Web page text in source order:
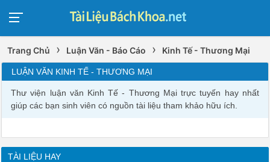
Trang Chủ › Luận Văn - Báo Cáo › Kinh Tế - Thương Mại
LUẬN VĂN KINH TẾ - THƯƠNG MẠI
Thư viện luận văn Kinh Tế - Thương Mại trực tuyến hay nhất
giúp các bạn sinh viên có nguồn tài liệu tham khảo hữu ích.
TÀI LIỆU HAY